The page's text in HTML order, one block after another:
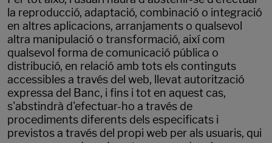
la reproducció, adaptació, combinació o integració
en altres aplicacions, arranjaments o qualsevol
altra manipulació o transformació, així com
qualsevol forma de comunicació pública o
distribució, en relació amb tots els continguts
accessibles a través del web, llevat autorització
expressa del Banc, i fins i tot en aquest cas,
s'abstindrà d'efectuar-ho a través de
procediments diferents dels especificats i
previstos a través del propi web per als usuaris, qui